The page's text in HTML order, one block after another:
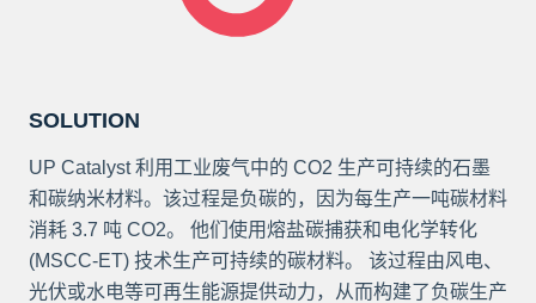
SOLUTION
UP Catalyst 利用工业废气中的 CO2 生产可持续的石墨
和碳纳米材料。该过程是负碳的，因为每生产一吨碳材料
消耗 3.7 吨 CO2。 他们使用熔盐碳捕获和电化学转化
(MSCC-ET) 技术生产可持续的碳材料。 该过程由风电、
光伏或水电等可再生能源提供动力，从而构建了负碳生产